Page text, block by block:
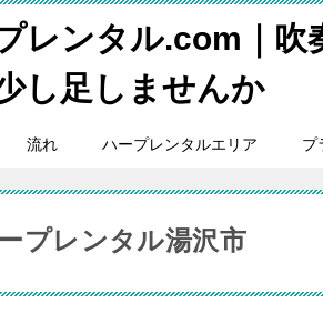
レンタル.com｜吹
し足しませんか
流れ ハープレンタルエリア プ
プレンタル湯沢市